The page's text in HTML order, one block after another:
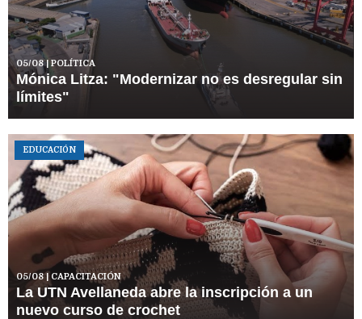
05/08| POLÍTICA
Mónica Litza: "Modernizar no es desregular sin
límites"
EDUCACIÓN
05/08| CAPACITACIÓN
La UTN Avellaneda abre la inscripción a un
nuevo curso de crochet